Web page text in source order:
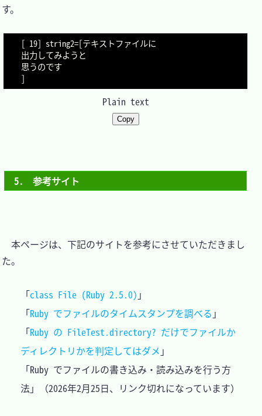
す。
[ 19] string2=[テキストファイルに
出力してみようと
思うのです
Plain text
Copy
5.　参考サイト
本ページは、下記のサイトを参考にさせていただきまし
た。
「class File (Ruby 2.5.0) 」
「Ruby でファイルのタイムスタンプを調べる 」
「Ruby の FileTest.directory? だけでファイルか
ディレクトリかを判定してはダメ 」
「Ruby でファイルの書き込み・読み込みを行う方
法